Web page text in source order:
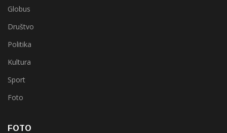
Globus
Društvo
Politika
Kultura
Sport
Foto
FOTO